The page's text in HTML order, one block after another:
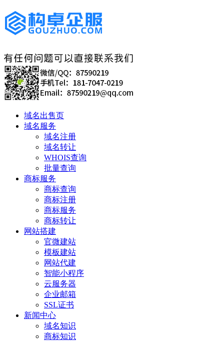
域名出售页
域名服务
域名注册
域名转让
WHOIS查询
批量查询
商标服务
商标查询
商标注册
商标服务
商标转让
网站搭建
官微建站
模板建站
网站代建
智能小程序
云服务器
企业邮箱
SSL证书
新闻中心
域名知识
商标知识